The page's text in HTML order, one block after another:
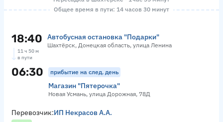
Общее время в пути: 14 часов 30 минут
18:40 Автобусная остановка "Подарки"
Шахтёрск, Донецкая область, улица Ленина
11 ч 50 м
в пути
06:30 прибытие на след. день
Магазин "Пятерочка"
Новая Усмань, улица Дорожная, 78Д
Перевозчик:ИП Некрасов А.А.